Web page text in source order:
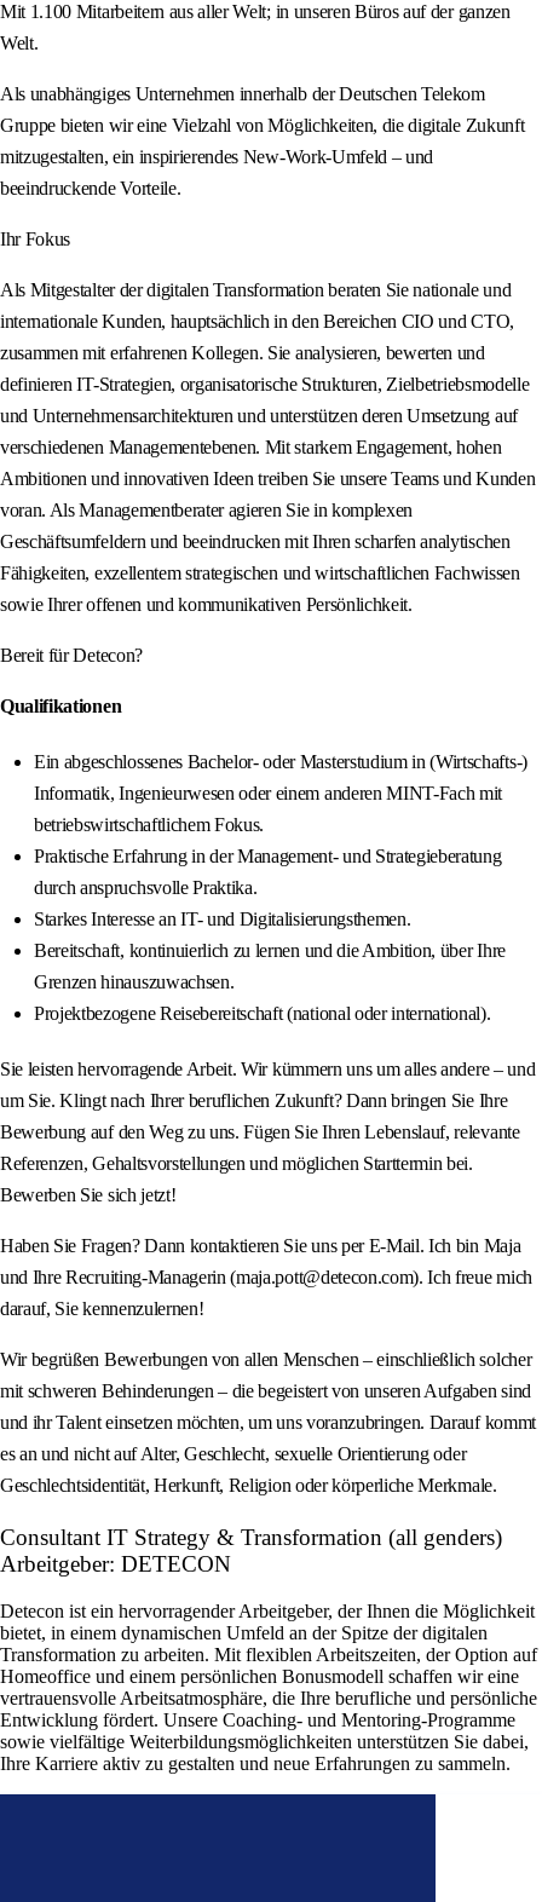
Mit 1.100 Mitarbeitern aus aller Welt; in unseren Büros auf der ganzen
Welt.
Als unabhängiges Unternehmen innerhalb der Deutschen Telekom
Gruppe bieten wir eine Vielzahl von Möglichkeiten, die digitale Zukunft
mitzugestalten, ein inspirierendes New-Work-Umfeld – und
beeindruckende Vorteile.
Ihr Fokus
Als Mitgestalter der digitalen Transformation beraten Sie nationale und
internationale Kunden, hauptsächlich in den Bereichen CIO und CTO,
zusammen mit erfahrenen Kollegen. Sie analysieren, bewerten und
definieren IT-Strategien, organisatorische Strukturen, Zielbetriebsmodelle
und Unternehmensarchitekturen und unterstützen deren Umsetzung auf
verschiedenen Managementebenen. Mit starkem Engagement, hohen
Ambitionen und innovativen Ideen treiben Sie unsere Teams und Kunden
voran. Als Managementberater agieren Sie in komplexen
Geschäftsumfeldern und beeindrucken mit Ihren scharfen analytischen
Fähigkeiten, exzellentem strategischen und wirtschaftlichen Fachwissen
sowie Ihrer offenen und kommunikativen Persönlichkeit.
Bereit für Detecon?
Qualifikationen
Ein abgeschlossenes Bachelor- oder Masterstudium in (Wirtschafts-)
Informatik, Ingenieurwesen oder einem anderen MINT-Fach mit
betriebswirtschaftlichem Fokus.
Praktische Erfahrung in der Management- und Strategieberatung
durch anspruchsvolle Praktika.
Starkes Interesse an IT- und Digitalisierungsthemen.
Bereitschaft, kontinuierlich zu lernen und die Ambition, über Ihre
Grenzen hinauszuwachsen.
Projektbezogene Reisebereitschaft (national oder international).
Sie leisten hervorragende Arbeit. Wir kümmern uns um alles andere – und
um Sie. Klingt nach Ihrer beruflichen Zukunft? Dann bringen Sie Ihre
Bewerbung auf den Weg zu uns. Fügen Sie Ihren Lebenslauf, relevante
Referenzen, Gehaltsvorstellungen und möglichen Starttermin bei.
Bewerben Sie sich jetzt!
Haben Sie Fragen? Dann kontaktieren Sie uns per E-Mail. Ich bin Maja
und Ihre Recruiting-Managerin (maja.pott@detecon.com). Ich freue mich
darauf, Sie kennenzulernen!
Wir begrüßen Bewerbungen von allen Menschen – einschließlich solcher
mit schweren Behinderungen – die begeistert von unseren Aufgaben sind
und ihr Talent einsetzen möchten, um uns voranzubringen. Darauf kommt
es an und nicht auf Alter, Geschlecht, sexuelle Orientierung oder
Geschlechtsidentität, Herkunft, Religion oder körperliche Merkmale.
Consultant IT Strategy & Transformation (all genders)
Arbeitgeber: DETECON
Detecon ist ein hervorragender Arbeitgeber, der Ihnen die Möglichkeit
bietet, in einem dynamischen Umfeld an der Spitze der digitalen
Transformation zu arbeiten. Mit flexiblen Arbeitszeiten, der Option auf
Homeoffice und einem persönlichen Bonusmodell schaffen wir eine
vertrauensvolle Arbeitsatmosphäre, die Ihre berufliche und persönliche
Entwicklung fördert. Unsere Coaching- und Mentoring-Programme
sowie vielfältige Weiterbildungsmöglichkeiten unterstützen Sie dabei,
Ihre Karriere aktiv zu gestalten und neue Erfahrungen zu sammeln.